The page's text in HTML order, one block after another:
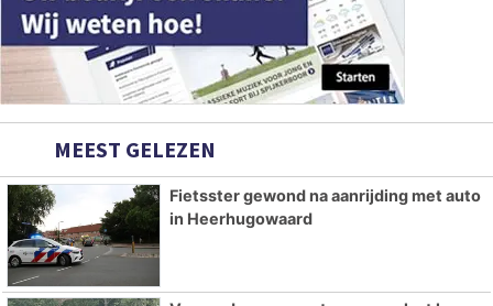
MEEST GELEZEN
Fietsster gewond na aanrijding met auto
in Heerhugowaard